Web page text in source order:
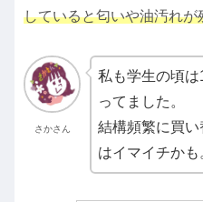
していると匂いや油汚れ
さかさん
私も学生の頃
ってました。
結構頻繁に買
はイマイチかも